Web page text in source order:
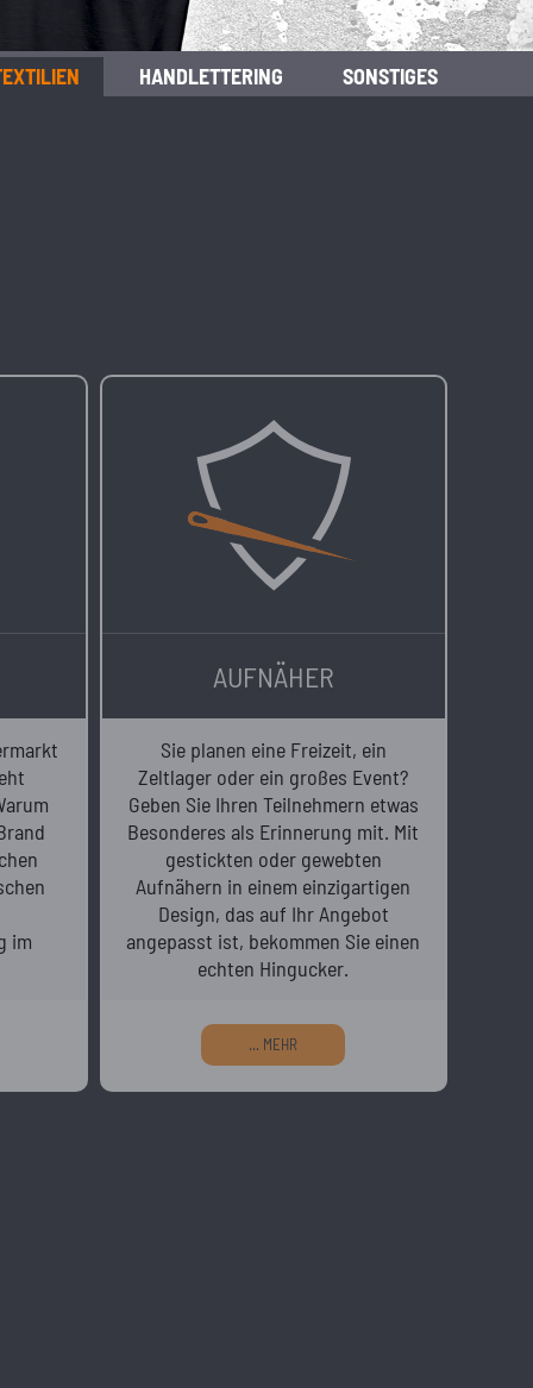
HANDLETTERING SONSTIGES
im
AUFNÄHER
Sie planen eine Freizeit, ein
Zeltlager oder ein großes Event?
Geben Sie Ihren Teilnehmern etwas
Besonderes als Erinnerung mit. Mit
gestickten oder gewebten
Aufnähern in einem einzigartigen
Design, das auf Ihr Angebot
angepasst ist, bekommen Sie einen
echten Hingucker.
... MEHR